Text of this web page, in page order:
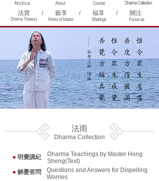
法寶/ 藝享/ 福享/ 關注
法雨
Dharma Collection
Dharma Teachings by Master Hong
Sheng(Text)
● 明覺講紀
● 解憂答問
Questions and Answers for Dispelling
Worries